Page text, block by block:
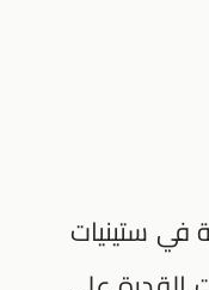
في ستينيات